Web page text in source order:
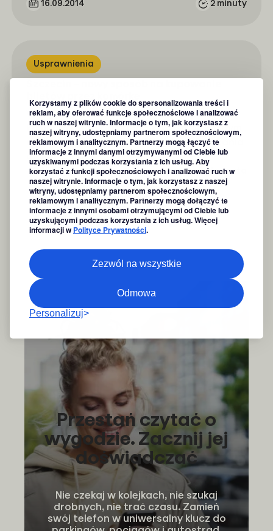
Korzystamy z plików cookie do spersonalizowania treści i
reklam, aby oferować funkcje społecznościowe i analizować
ruch w naszej witrynie. Informacje o tym, jak korzystasz z
naszej witryny, udostępniamy partnerom społecznościowym,
reklamowym i analitycznym. Partnerzy mogą łączyć te
informacje z innymi danymi otrzymywanymi od Ciebie lub
uzyskiwanymi podczas korzystania z ich usług. Aby
korzystać z funkcji społecznościowych i analizować ruch w
naszej witrynie. Informacje o tym, jak korzystasz z naszej
witryny, udostępniamy partnerom społecznościowym,
reklamowym i analitycznym. Partnerzy mogą dołączyć te
informacje z innymi osobami otrzymującymi od Ciebie lub
uzyskującymi podczas korzystania z ich usług. Więcej
informacji w Polityce Prywatności.
Zezwól na wszystkie
Odmowa
Personalizuj
16.09.2014 2 minuty
Usprawnienia
W Szczecinie mogą już kupować bilety
komunikacji za pomocą SkyCash. W każdym
miejscu, 24 godziny na dobę, bez odliczania
drobnych…
16.09.2014 1 minuta
Poprzednia
strona
1 … 20 21 22
Przestań czytać o
wygodzie. Zacznij jej
doświadczać
Nie czekaj w kolejkach, nie szukaj
drobnych, nie trać czasu. Zamień
swój telefon w uniwersalny klucz do
Zeskanuj kod QR aby pobrać aplikację
Zeskanuj kod QR aby pobrać aplikację